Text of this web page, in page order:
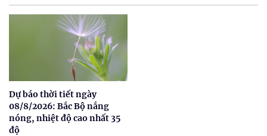
Dự báo thời tiết ngày
08/8/2026: Bắc Bộ nắng
nóng, nhiệt độ cao nhất 35
độ